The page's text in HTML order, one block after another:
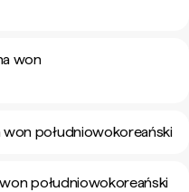
won
won południowokoreański
południowokoreański